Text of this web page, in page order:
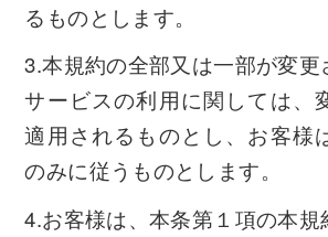
るものとします。
3.本規約の全部又は一部が変更
サービスの利用に関しては、
適用されるものとし、お客様
のみに従うものとします。
4.お客様は、本条第１項の本規